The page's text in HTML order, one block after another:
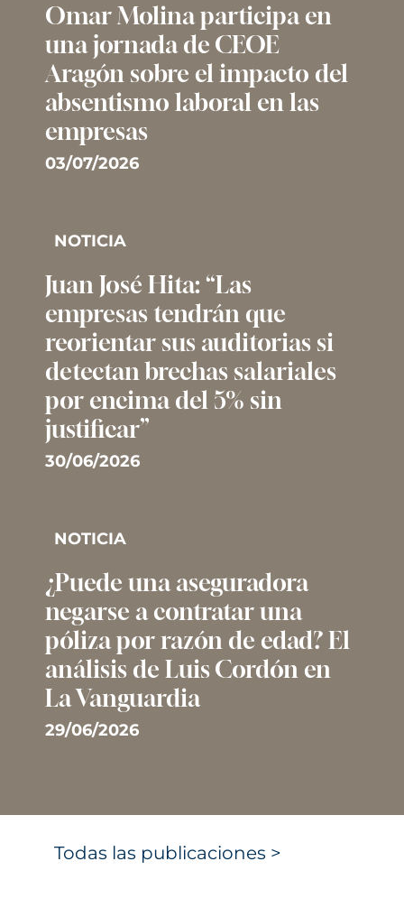
Omar Molina participa en
una jornada de CEOE
Aragón sobre el impacto del
absentismo laboral en las
empresas
03/07/2026
NOTICIA
Juan José Hita: “Las
empresas tendrán que
reorientar sus auditorias si
detectan brechas salariales
por encima del 5% sin
justificar”
30/06/2026
NOTICIA
¿Puede una aseguradora
negarse a contratar una
póliza por razón de edad? El
análisis de Luis Cordón en
La Vanguardia
29/06/2026
Todas las publicaciones >